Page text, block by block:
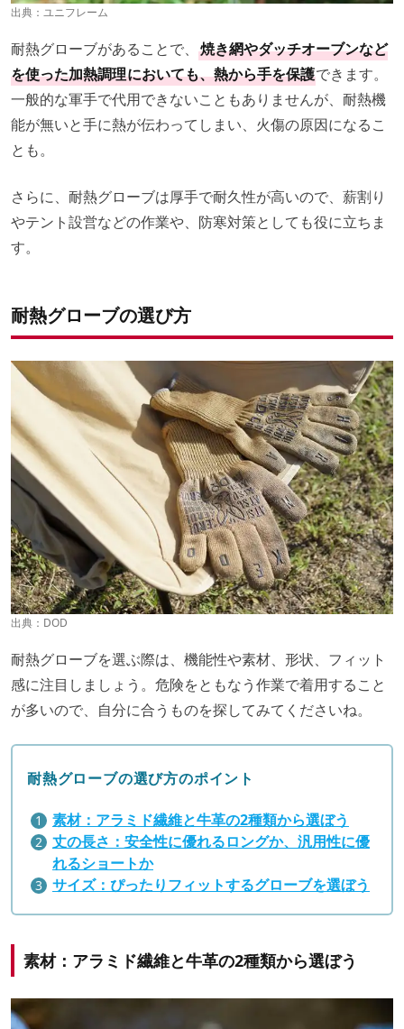
出典： ユニフレーム
耐熱グローブがあることで、 焼き網やダッチオーブンなど
を使った加熱調理においても、熱から手を保護できます。
一般的な軍手で代用できないこともありませんが、耐熱機
能が無いと手に熱が伝わってしまい、火傷の原因になるこ
とも。
さらに、耐熱グローブは厚手で耐久性が高いので、薪割り
やテント設営などの作業や、防寒対策としても役に立ちま
す。
耐熱グローブの選び方
出典： DOD
耐熱グローブを選ぶ際は、機能性や素材、形状、フィット
感に注目しましょう。危険をともなう作業で着用すること
が多いので、自分に合うものを探してみてくださいね。
耐熱グローブの選び方のポイント
素材：アラミド繊維と牛革の2種類から選ぼう
丈の長さ：安全性に優れるロングか、汎用性に優
れるショートか
サイズ：ぴったりフィットするグローブを選ぼう
素材：アラミド繊維と牛革の2種類から選ぼう